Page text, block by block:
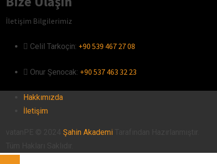
İletişim Bilgilerimiz
Celil Tarkoçin:ㅤ +90 539 467 27 08
Onur Şenocak:‎‎‎‎ㅤ +90 537 463 32 23
Hakkımızda
İletişim
Şahin Akademi